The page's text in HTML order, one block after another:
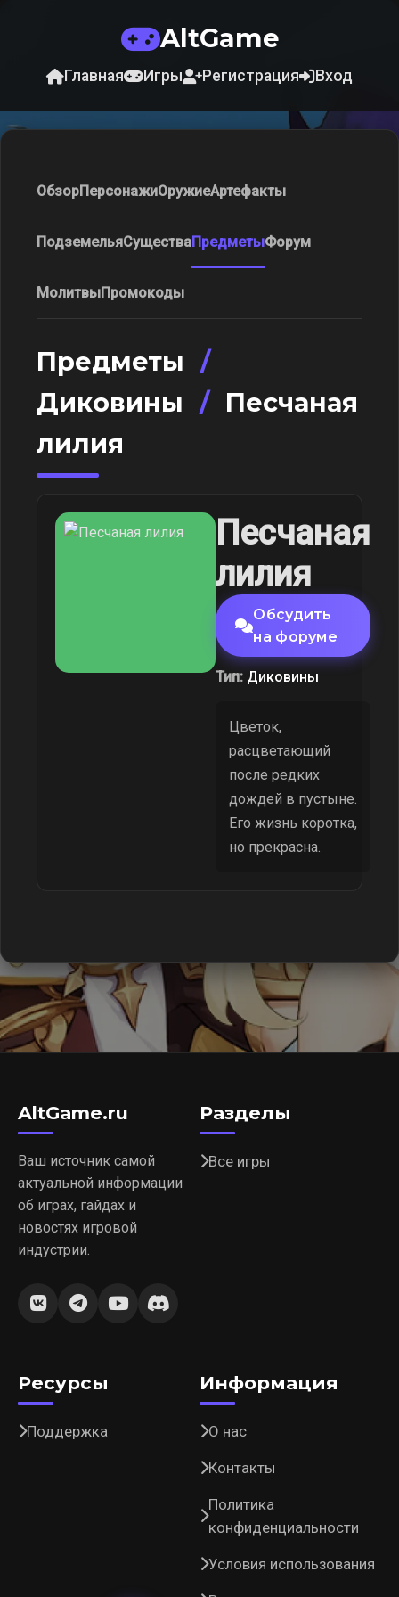
AltGame
Главная Игры Регистрация Вход
ОбзорПерсонажиОружиеАртефакты
ПодземельяСуществаПредметыФорум
МолитвыПромокоды
Предметы /
Диковины / Песчаная
лилия
Песчаная
лилия
Обсудить
на форуме
Тип: Диковины
Цветок,
расцветающий
после редких
дождей в пустыне.
Его жизнь коротка,
но прекрасна.
AltGame.ru
Ваш источник самой
актуальной информации
об играх, гайдах и
новостях игровой
индустрии.
Разделы
Все игры
Ресурсы
Поддержка
Информация
О нас
Контакты
Политика
конфиденциальности
Условия использования